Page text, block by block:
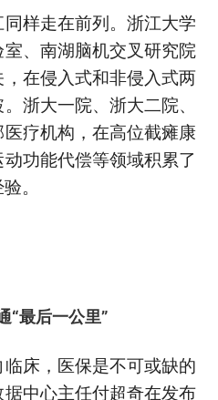
样走在前列。浙江大学
、南湖脑机交叉研究院
在侵入式和非侵入式两
浙大一院、浙大二院、
疗机构，在高位截瘫康
功能代偿等领域积累了
。
“最后一公里”
床，医保是不可或缺的
中心主任付超奇在发布